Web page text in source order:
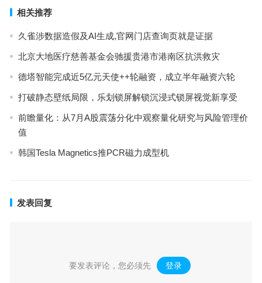
相关推荐
久雀涉数据造假及AI生成,官网门店查询页就是证据
北京大地医疗慈善基金会驰援贵港市港南区抗洪救灾
德塔智能完成近5亿元天使++轮融资，成立半年融资六轮
打破静态壁纸局限，乐划锁屏解锁沉浸式锁屏视觉新享受
前瞻量化：从7月A股震荡分化中观察量化研究与风险管理价
值
韩国Tesla Magnetics推PCR磁力成型机
发表回复
要发表评论，您必须先 登录 。